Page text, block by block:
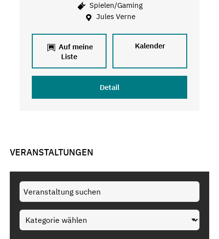
Spielen/Gaming
Jules Verne
Auf meine
Liste
Kalender
Detail
VERANSTALTUNGEN